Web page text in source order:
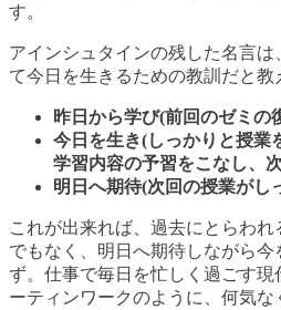
す。
アインシュタインの残した名言
て今日を生きるための教訓だと教
昨日から学び(前回のゼミの
今日を生き(しっかりと授業
学習内容の予習をこなし、
明日へ期待(次回の授業がし
これが出来れば、過去にとらわ
でもなく、明日へ期待しながら
ず。仕事で毎日を忙しく過ごす
ーティンワークのように、何気